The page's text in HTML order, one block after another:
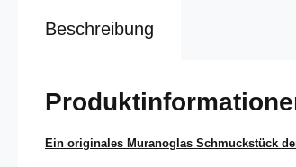
Beschreibung
Ein originales Muranoglas Schmuckstück